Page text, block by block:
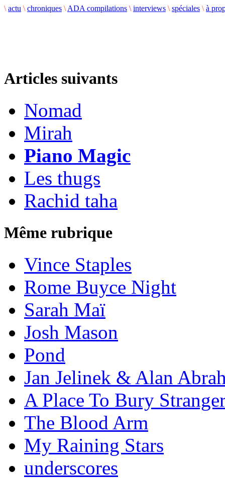
\ actu \ chroniques \ ADA compilations \ interviews \ spéciales \ à
Articles suivants
Nomad
Mirah
Piano Magic
Les thugs
Rachid taha
Même rubrique
Vince Staples
Rome Buyce Night
Sarah Maï
Josh Mason
Pond
Jan Jelinek & Alan
A Place To Bury
The Blood Arm
My Raining Stars
underscores